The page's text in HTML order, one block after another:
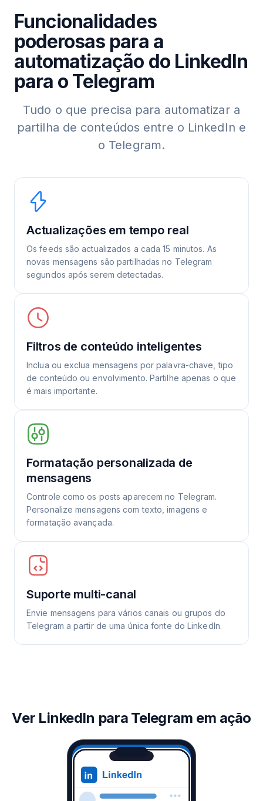
Funcionalidades
poderosas para a
automatização do LinkedIn
para o Telegram
Tudo o que precisa para automatizar a
partilha de conteúdos entre o LinkedIn e
o Telegram.
Actualizações em tempo real
Os feeds são actualizados a cada 15 minutos. As
novas mensagens são partilhadas no Telegram
segundos após serem detectadas.
Filtros de conteúdo inteligentes
Inclua ou exclua mensagens por palavra-chave, tipo
de conteúdo ou envolvimento. Partilhe apenas o que
é mais importante.
Formatação personalizada de
mensagens
Controle como os posts aparecem no Telegram.
Personalize mensagens com texto, imagens e
formatação avançada.
Suporte multi-canal
Envie mensagens para vários canais ou grupos do
Telegram a partir de uma única fonte do LinkedIn.
Ver LinkedIn para Telegram em ação